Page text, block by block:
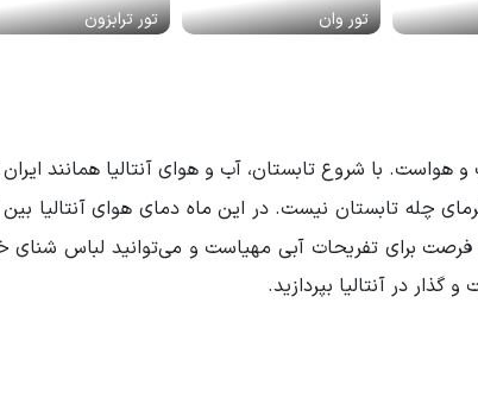
تور وان تور ترابزون
هواست. با شروع تابستان، آب و هوای آنتالیا همانند ایران
توانید لباس شنای
در آنتالیا بپردازید.